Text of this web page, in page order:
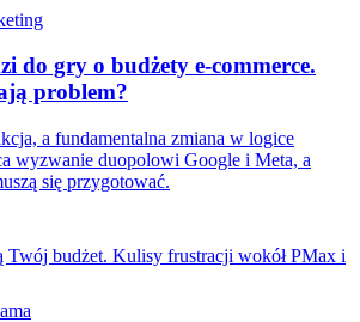
do gry o budżety e-commerce.
problem?
a fundamentalna zmiana w logice
wyzwanie duopolowi Google i Meta, a
się przygotować.